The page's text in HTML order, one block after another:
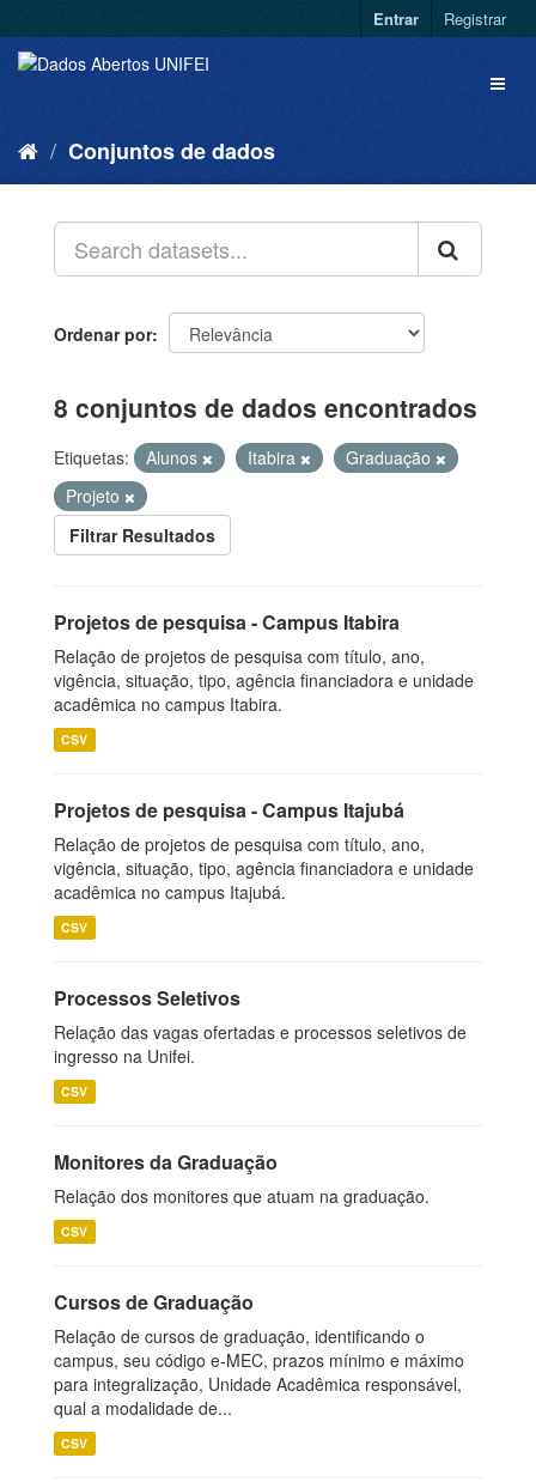
Entrar Registrar
Conjuntos de dados
Ordenar por
8 conjuntos de dados encontrados
Etiquetas: Alunos Itabira
Graduação
Projeto
Filtrar Resultados
Projetos de pesquisa - Campus Itabira
Relação de projetos de pesquisa com título, ano,
vigência, situação, tipo, agência financiadora e unidade
acadêmica no campus Itabira.
CSV
Projetos de pesquisa - Campus Itajubá
Relação de projetos de pesquisa com título, ano,
vigência, situação, tipo, agência financiadora e unidade
acadêmica no campus Itajubá.
CSV
Processos Seletivos
Relação das vagas ofertadas e processos seletivos de
ingresso na Unifei.
CSV
Monitores da Graduação
Relação dos monitores que atuam na graduação.
CSV
Cursos de Graduação
Relação de cursos de graduação, identificando o
campus, seu código e-MEC, prazos mínimo e máximo
para integralização, Unidade Acadêmica responsável,
qual a modalidade de...
CSV